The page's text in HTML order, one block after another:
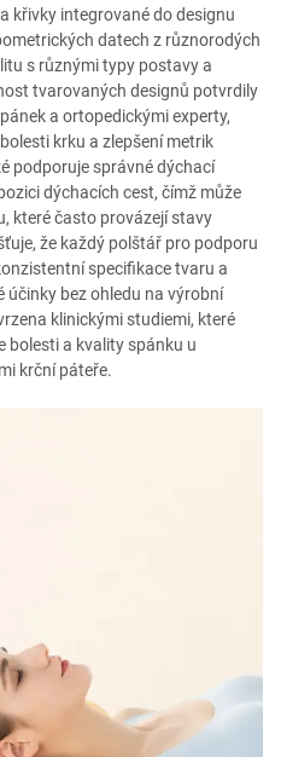
křivky integrované do designu
datech z různorodých
s různými typy postavy a
tvarovaných designů potvrdily
a ortopedickými experty,
krku a zlepšení metrik
podporuje správné dýchací
dýchacích cest, čímž může
které často provázejí stavy
že každý polštář pro podporu
specifikace tvaru a
účinky bez ohledu na výrobní
klinickými studiemi, které
bolesti a kvality spánku u
krční páteře.